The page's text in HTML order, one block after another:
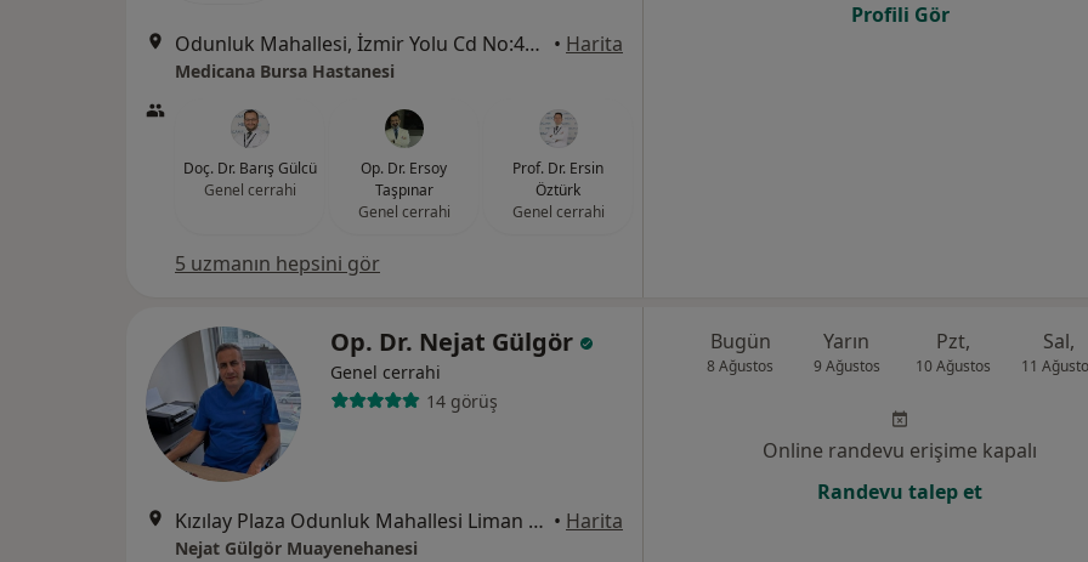
Odunluk Mahallesi, İzmir Yolu Cd No:41, Nilüfer • Harita
Medicana Bursa Hastanesi
Doç. Dr. Barış Gülcü
Genel cerrahi
Op. Dr. Ersoy
Taşpınar
Genel cerrahi
Prof. Dr. Ersin
Öztürk
Genel cerrahi
5 uzmanın hepsini gör
Profili Gör
Op. Dr. Nejat Gülgör
Genel cerrahi
14 görüş
Kızılay Plaza Odunluk Mahallesi Liman Caddesi No:17 D:21, Bursa • Harita
Nejat Gülgör Muayenehanesi
Bugün
8 Ağustos
Yarın
9 Ağustos
Pzt,
10 Ağustos
Sal,
11
Online randevu erişime kapalı
Randevu talep et